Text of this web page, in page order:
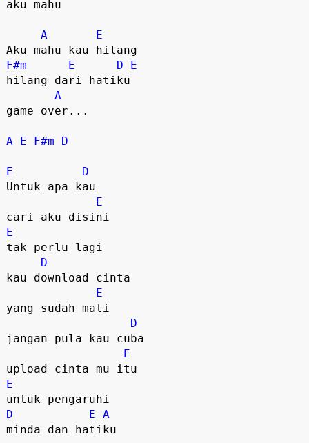
aku mahu
A
E
F#m
E D
E
hilang dari hatiku
A
game over...
A E F#m D
E
D
Untuk apa kau
E
E
tak perlu lagi
D
kau download cinta
E
yang sudah mati
D
jangan pula kau cuba
E
E
D
E A
minda dan hatiku